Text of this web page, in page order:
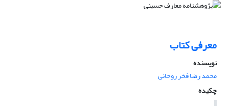
معرفی کتاب
نویسنده
محمد رضا فخر روحانی
چکیده